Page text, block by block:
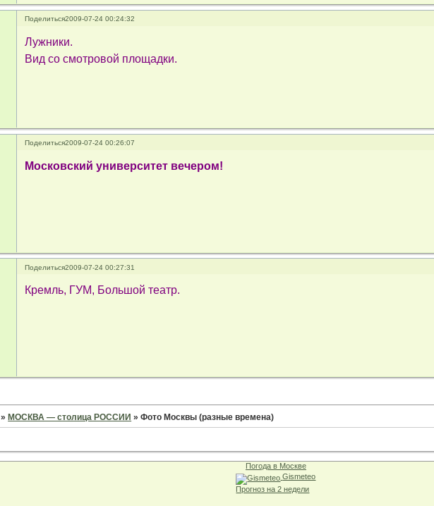
Поделиться2009-07-24 00:24:32
Лужники.
Вид со смотровой площадки.
Поделиться2009-07-24 00:26:07
Московский университет вечером!
Поделиться2009-07-24 00:27:31
Кремль, ГУМ, Большой театр.
»МОСКВА — столица РОССИИ »Фото Москвы (разные времена)
Погода в Москве
Gismeteo
Прогноз на 2 недели